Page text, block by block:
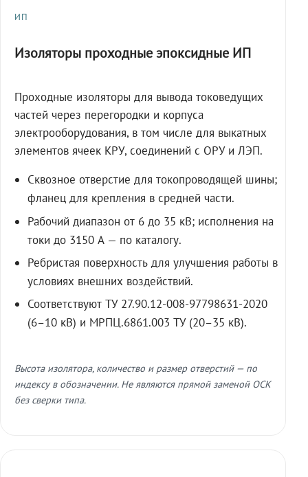
ИП
Изоляторы проходные эпоксидные ИП
Проходные изоляторы для вывода токоведущих
частей через перегородки и корпуса
электрооборудования, в том числе для выкатных
элементов ячеек КРУ, соединений с ОРУ и ЛЭП.
Сквозное отверстие для токопроводящей шины;
фланец для крепления в средней части.
Рабочий диапазон от 6 до 35 кВ; исполнения на
токи до 3150 А — по каталогу.
Ребристая поверхность для улучшения работы в
условиях внешних воздействий.
Соответствуют ТУ 27.90.12-008-97798631-2020
(6–10 кВ) и МРПЦ.6861.003 ТУ (20–35 кВ).
Высота изолятора, количество и размер отверстий — по
индексу в обозначении. Не являются прямой заменой ОСК
без сверки типа.